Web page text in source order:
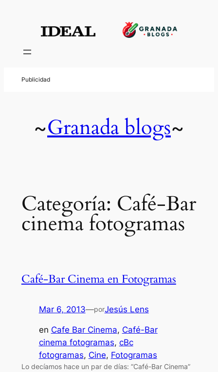
contenido
~Granada blogs~
Categoría: Café-Bar
cinema fotogramas
Café-Bar Cinema en Fotogramas
Mar 6, 2013—porJesús Lens
en Cafe Bar Cinema, Café-Bar
cinema fotogramas, cBc
fotogramas, Cine, Fotogramas
Lo decíamos hace un par de días: “Café-Bar Cinema”